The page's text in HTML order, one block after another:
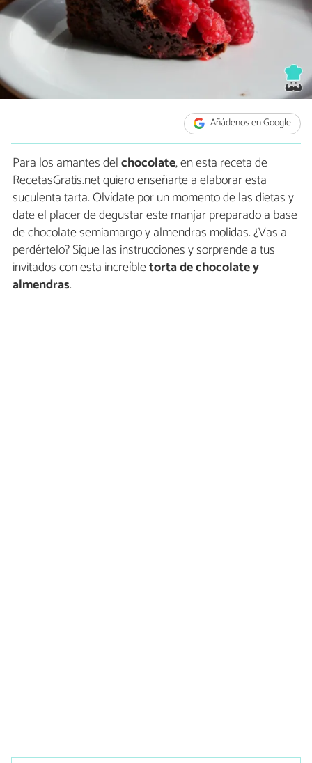
Añádenos en Google
Para los amantes delchocolate, en esta receta de
RecetasGratis.net quiero enseñarte a elaborar esta
suculenta tarta. Olvídate por un momento de las dietas y
date el placer de degustar este manjar preparado a base
de chocolate semiamargo y almendras molidas. ¿Vas a
perdértelo? Sigue las instrucciones y sorprende a tus
invitados con esta increíbletorta de chocolate y
almendras.